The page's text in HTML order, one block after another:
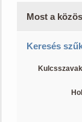
Most a
Keresés